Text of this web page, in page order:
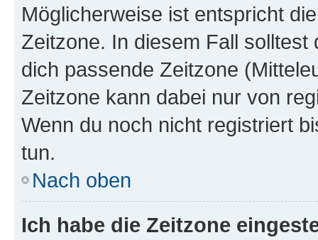
Möglicherweise ist entspricht
Zeitzone. In diesem Fall solltest
dich passende Zeitzone
Zeitzone kann dabei nur von
Wenn du noch nicht registriert
tun.
Nach oben
Ich habe die Zeitzone